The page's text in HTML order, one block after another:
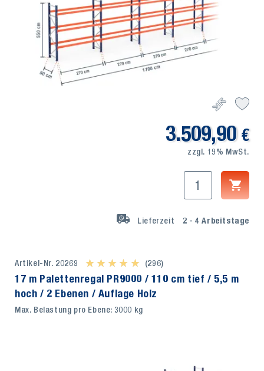
3.509,90 €
zzgl. 19% MwSt.
Lieferzeit 2 - 4 Arbeitstage
Artikel-Nr. 20269 ★ ★ ★ ★ ★
★ ★ ★ ★ ★ (296)
17 m Palettenregal PR9000 / 110 cm tief / 5,5 m
hoch / 2 Ebenen / Auflage Holz
Max. Belastung pro Ebene: 3000 kg